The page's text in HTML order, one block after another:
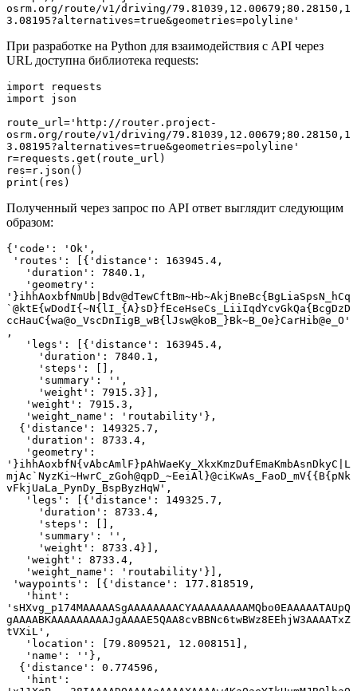
osrm.org/route/v1/driving/79.81039,12.00679;80.28150,1
3.08195?alternatives=true&geometries=polyline'
При разработке на Python для взаимодействия с API через
URL доступна библиотека requests:
import requests
import json
route_url='http://router.project-
osrm.org/route/v1/driving/79.81039,12.00679;80.28150,1
3.08195?alternatives=true&geometries=polyline'
r=requests.get(route_url)
res=r.json()
print(res)
Полученный через запрос по API ответ выглядит следующим
образом:
{'code': 'Ok',
'}ihhAoxbfNmUb|Bdv@dTewCftBm~Hb~AkjBneBc{BgLiaSpsN_hCq
`@ktE{wDodI{~N{lI_{A}sD}fEceHseCs_LiiIqdYcvGkQa{BcgDzD
ccHauC{wa@o_VscDnIigB_wB{lJsw@koB_}Bk~B_Oe}CarHib@e_O'
,
'}ihhAoxbfN{vAbcAmlF}pAhWaeKy_XkxKmzDufEmaKmbAsnDkyC|L
mjAc`NyzKi~HwrC_zGoh@qpD_~EeiAl}@ciKwAs_FaoD_mV{{B{pNk
vFkjUaLa_PynDy_BspByzHqW',
'sHXvg_p174MAAAAASgAAAAAAAACYAAAAAAAAAMQbo0EAAAAATAUpQ
gAAAABKAAAAAAAAAJgAAAAE5QAA8cvBBNc6twBWz8EEhjW3AAAATxZ
tVXiL',